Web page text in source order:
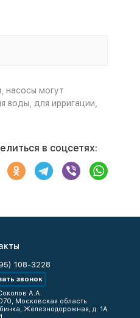
насосы могут
воды, для ирригации,
в соцсетях:
108-3228
звонок
А.А.
Московская область
Железнодорожная, д. 1А